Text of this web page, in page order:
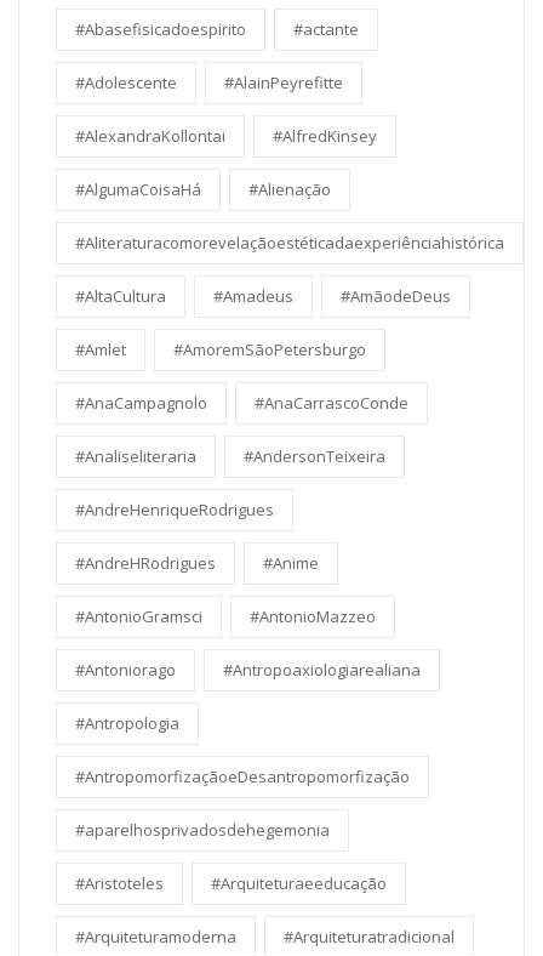
#Abasefisicadoespirito #actante
#Adolescente #AlainPeyrefitte
#AlexandraKollontai #AlfredKinsey
#AlgumaCoisaHá #Alienação
#Aliteraturacomorevelaçãoestéticadaexperiênciahistórica
#AltaCultura #Amadeus #AmãodeDeus
#Amlet #AmoremSãoPetersburgo
#AnaCampagnolo #AnaCarrascoConde
#Analiseliteraria #AndersonTeixeira
#AndreHenriqueRodrigues
#AndreHRodrigues #Anime
#AntonioGramsci #AntonioMazzeo
#Antoniorago #Antropoaxiologiarealiana
#Antropologia
#AntropomorfizaçãoeDesantropomorfização
#aparelhosprivadosdehegemonia
#Aristoteles #Arquiteturaeeducação
#Arquiteturamoderna #Arquiteturatradicional